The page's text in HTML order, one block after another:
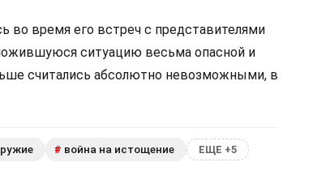
во время его встреч с представителями
ситуацию весьма опасной и
считались абсолютно невозможными, в
# война на истощение ЕЩЕ +5